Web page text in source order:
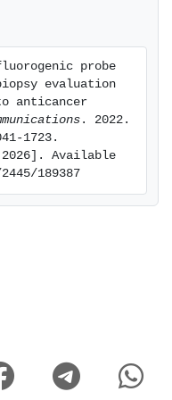
probe
evaluation
anticancer
. 2022.
1723.
Available
189387